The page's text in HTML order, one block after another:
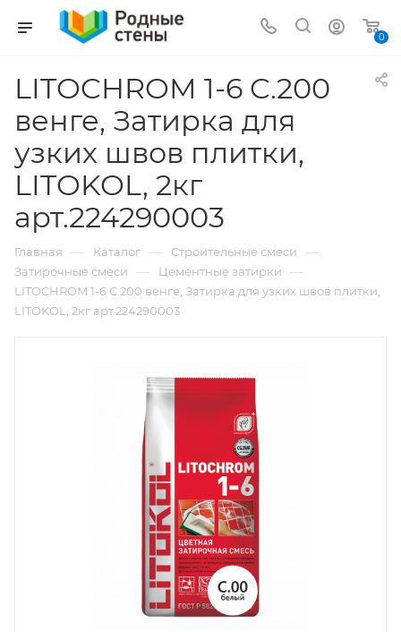
0
LITOCHROM 1-6 C.200
венге, Затирка для
узких швов плитки,
LITOKOL, 2кг
арт.224290003
Главная — Каталог — Строительные смеси —
Затирочные смеси — Цементные затирки —
LITOCHROM 1-6 C.200 венге, Затирка для узких швов плитки,
LITOKOL, 2кг арт.224290003